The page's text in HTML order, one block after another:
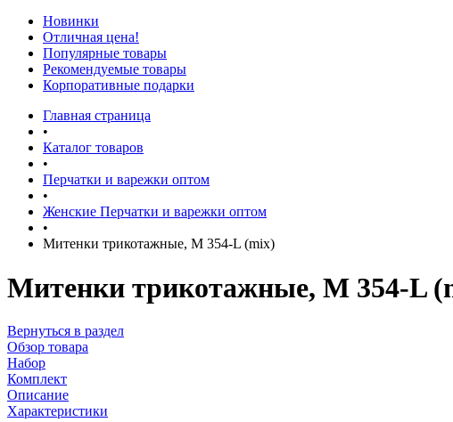
Новинки
Отличная цена!
Популярные товары
Рекомендуемые товары
Корпоративные подарки
Главная страница
•
Каталог товаров
•
Перчатки и варежки оптом
•
Женские Перчатки и варежки оптом
•
Митенки трикотажные, M 354-L (mix)
Митенки трикотажные, M 354-L
Вернуться в раздел
Обзор товара
Набор
Комплект
Описание
Характеристики